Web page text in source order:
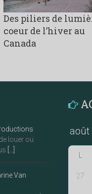
Des piliers de
coeur de l’hiver au
Canada
louer ou
Van
27